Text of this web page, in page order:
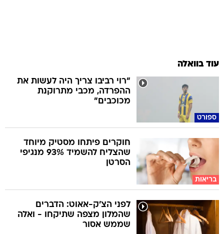
עוד בוואלה
ספורט
"רוי רביבו צריך היה לעשות את
ההפרדה, מכבי מתרוקנת
מכוכבים"
בריאות
חוקרים פיתחו מסטיק מיוחד
שהצליח להשמיד 93% מנגיפי
הסרטן
לפני הצ'ק-אאוט: הדברים
שהמלון מצפה שתיקחו - ואלה
שממש אסור